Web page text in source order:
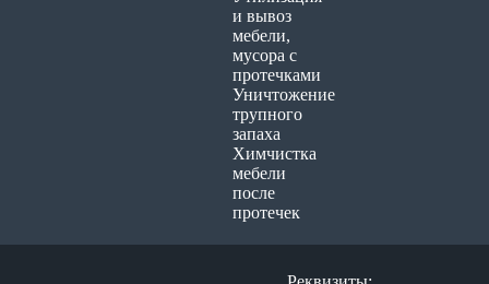
и вывоз
мебели,
мусора с
протечками
Уничтожение
трупного
запаха
Химчистка
мебели
после
протечек